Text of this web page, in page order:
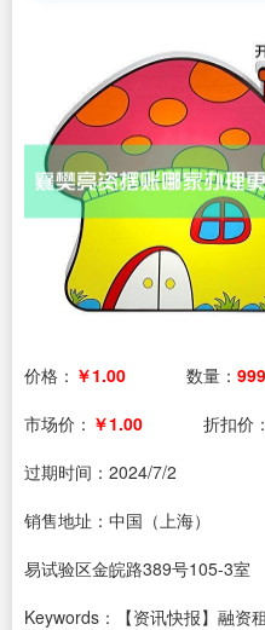
价格： ￥1.00 数量：
市场价： ￥1.00 折扣价：
过期时间： 2024/7/2
销售地址：中国（上海）
易试验区金皖路389号105-3室
Keywords：【资讯快报】融资